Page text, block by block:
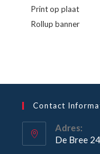
Print op plaat
Rollup banner
Contact
Adres:
De Bree